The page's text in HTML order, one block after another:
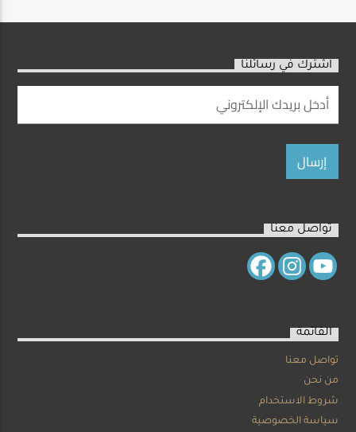
اشترك في رسائلنا
تواصل معنا
القائمة
تواصل معنا
من نحن
شروط الاستخدام
سياسة الخصوصية